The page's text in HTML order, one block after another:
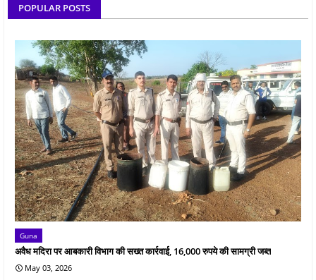
POPULAR POSTS
Guna
अवैध मदिरा पर आबकारी विभाग की सख्त कार्रवाई, 16,000 रुपये की सामग्री जब्त
May 03, 2026